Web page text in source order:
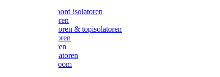
Draad & koord isolatoren
Ringisolatoren
Extra isolatoren & topisolatoren
Hoekisolatoren
Lintisolatoren
Afstandisolatoren
Isolatorenboom